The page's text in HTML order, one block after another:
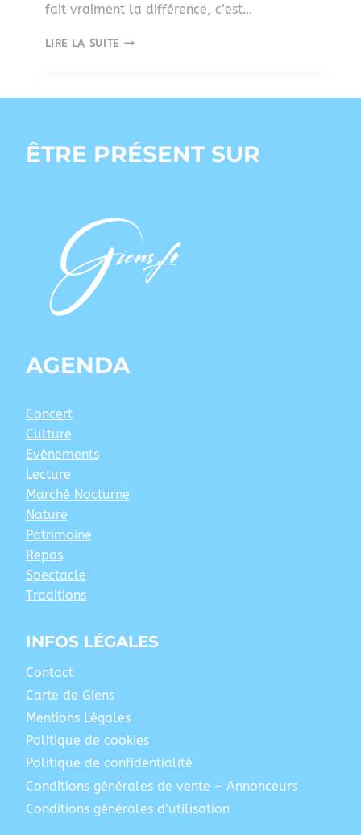
fait vraiment la différence, c’est…
LIRE LA SUITE
ÊTRE PRÉSENT SUR
AGENDA
Concert
Culture
Evènements
Lecture
Marché Nocturne
Nature
Patrimoine
Repas
Spectacle
Traditions
INFOS LÉGALES
Contact
Carte de Giens
Mentions Légales
Politique de cookies
Politique de confidentialité
Conditions générales de vente – Annonceurs
Conditions générales d’utilisation